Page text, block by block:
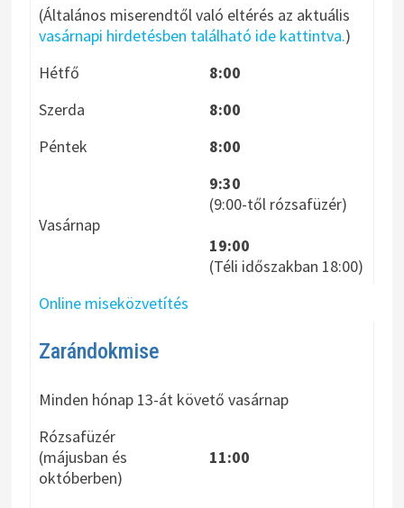
(Általános miserendtől való eltérés az aktuális
vasárnapi hirdetésben található ide kattintva.)
Hétfő
8:00
Szerda
8:00
Péntek
8:00
Vasárnap
9:30
(9:00-től rózsafüzér)
19:00
(Téli időszakban 18:00)
Online miseközvetítés
Zarándokmise
Minden hónap 13-át követő vasárnap
Rózsafüzér
(májusban és
októberben)
11:00